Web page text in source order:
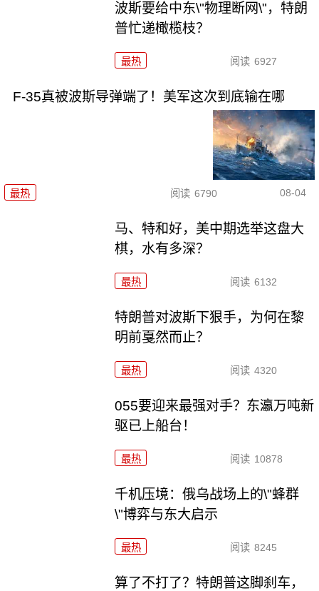
波斯要给中东\"物理断网\"，特朗
普忙递橄榄枝？
最热 阅读 6927
F-35真被波斯导弹端了！美军这次到底输在哪
最热 阅读 6790 08-04
马、特和好，美中期选举这盘大
棋，水有多深？
最热 阅读 6132
特朗普对波斯下狠手，为何在黎
明前戛然而止？
最热 阅读 4320
055要迎来最强对手？东瀛万吨新
驱已上船台！
最热 阅读 10878
千机压境：俄乌战场上的\"蜂群
\"博弈与东大启示
最热 阅读 8245
算了不打了？特朗普这脚刹车，